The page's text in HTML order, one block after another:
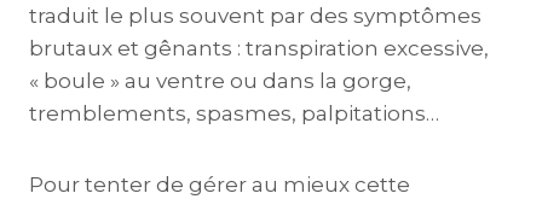
traduit le plus souvent par des symptômes
brutaux et gênants : transpiration excessive,
« boule » au ventre ou dans la gorge,
tremblements, spasmes, palpitations…
Pour tenter de gérer au mieux cette